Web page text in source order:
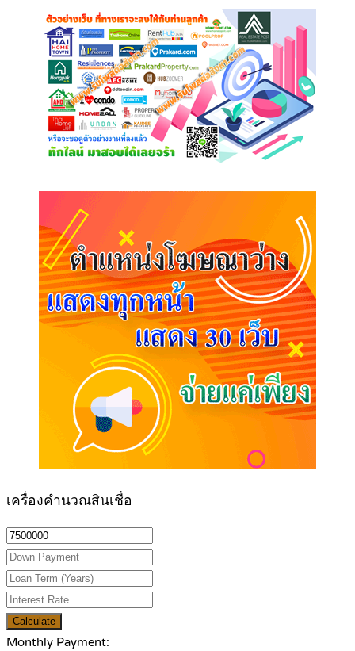
เครื่องคำนวณสินเชื่อ
Calculate
Monthly Payment: